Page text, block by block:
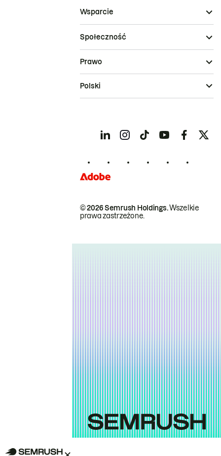
Wsparcie
Społeczność
© 2026 Semrush Holdings.Wszelkie
prawa zastrzeżone.
Prawo
Polski